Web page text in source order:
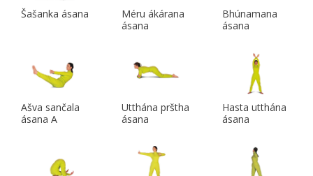
Šašanka ásana
Méru ákárana
ásana
Bhúnamana
ásana
Ašva sančala
ásana A
Utthána prštha
ásana
Hasta utthána
ásana